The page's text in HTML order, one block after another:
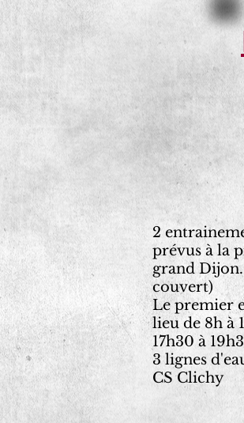
2
prévus à la
grand
couvert)
Le premier
lieu de 8h à
17h30 à
3 lignes
CS Clichy